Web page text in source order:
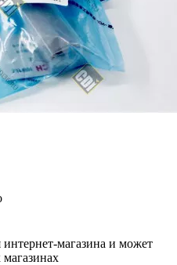
интернет-магазина и может